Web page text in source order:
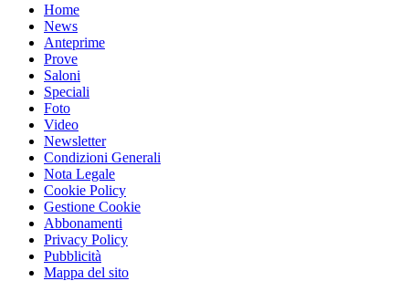
Home
News
Anteprime
Prove
Saloni
Speciali
Foto
Video
Newsletter
Condizioni Generali
Nota Legale
Cookie Policy
Gestione Cookie
Abbonamenti
Privacy Policy
Pubblicità
Mappa del sito